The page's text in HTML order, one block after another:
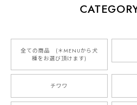
2026/01/16
とっても可愛くて、わんちゃんの
りやすくて最高です！ ありがとう
ご縁がありましたら、またよろし
全ての商品 (＊MENUから犬
種をお選び頂けます)
チワワ